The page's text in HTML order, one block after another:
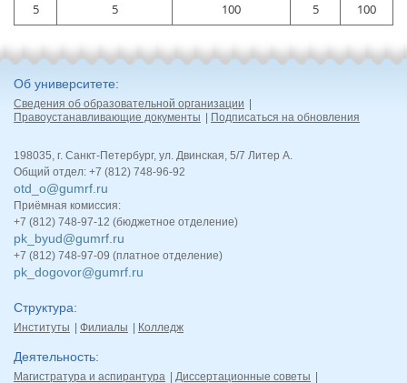
5 5 100 5 100
Об университете
Сведения об образовательной организации
Правоустанавливающие документы
Подписаться на обновления
198035, г. Санкт-Петербург, ул. Двинская, 5/7 Литер А.
Общий отдел: +7 (812) 748-96-92
otd_o@gumrf.ru
Приёмная комиссия:
+7 (812) 748-97-12 (бюджетное отделение)
pk_byud@gumrf.ru
+7 (812) 748-97-09 (платное отделение)
pk_dogovor@gumrf.ru
Структура
Институты Филиалы Колледж
Деятельность
Магистратура и аспирантура
Диссертационные советы